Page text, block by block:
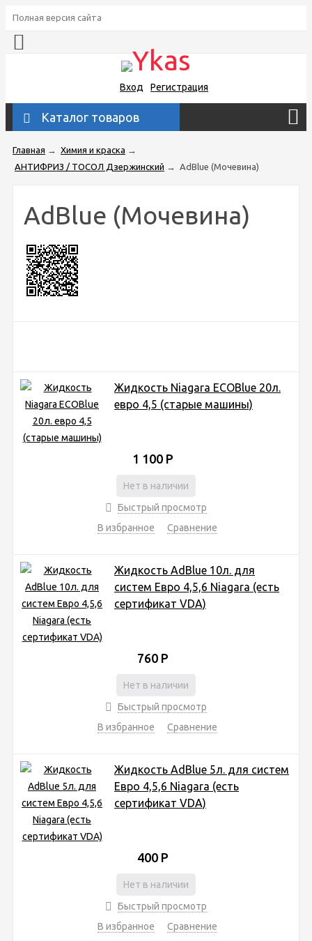
Полная версия сайта
Вход Регистрация
Каталог товаров
Главная → Химия и краска →
АНТИФРИЗ / ТОСОЛ Дзержинский → AdBlue (Мочевина)
AdBlue (Мочевина)
Жидкость Niagara ECOBlue 20л.
евро 4,5 (старые машины)
1 100 Р
Нет в наличии
Быстрый просмотр
В избранное
Сравнение
Жидкость AdBlue 10л. для
систем Евро 4,5,6 Niagara (есть
сертификат VDA)
760 Р
Нет в наличии
Быстрый просмотр
В избранное
Сравнение
Жидкость AdBlue 5л. для систем
Евро 4,5,6 Niagara (есть
сертификат VDA)
400 Р
Нет в наличии
Быстрый просмотр
В избранное
Сравнение